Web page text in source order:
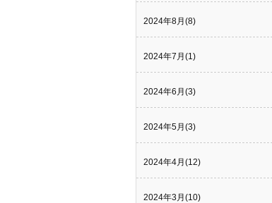
2024年8月(8)
2024年7月(1)
2024年6月(3)
2024年5月(3)
2024年4月(12)
2024年3月(10)